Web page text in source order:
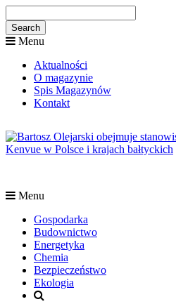
Menu
Aktualności
O magazynie
Spis Magazynów
Kontakt
Menu
Gospodarka
Budownictwo
Energetyka
Chemia
Bezpieczeństwo
Ekologia